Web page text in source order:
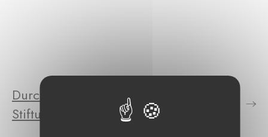
Durchsuchen Sie die Projekte der
Stiftung